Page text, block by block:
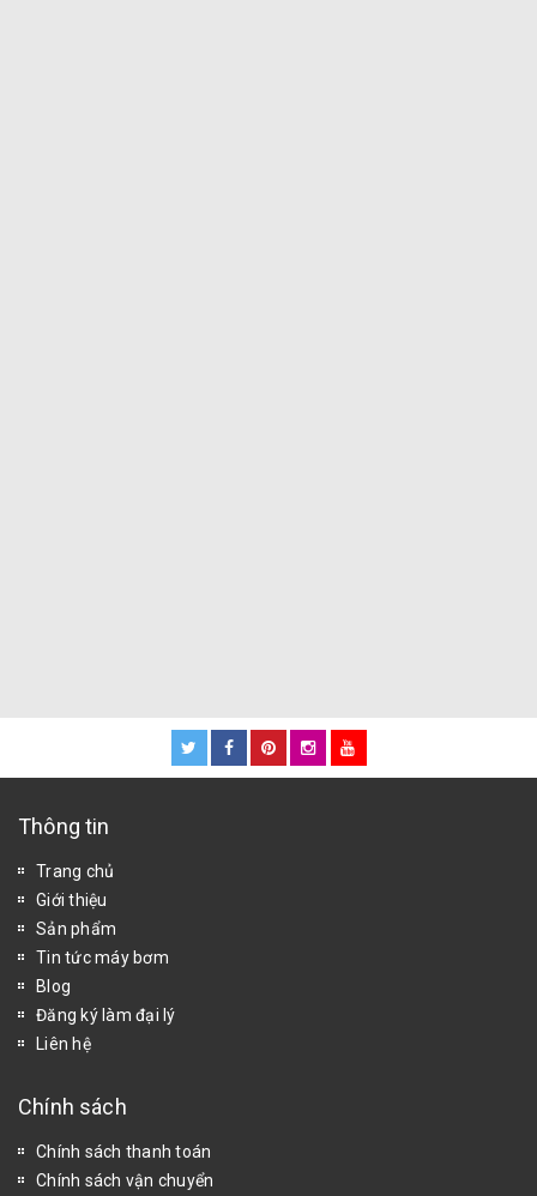
Thông tin
Trang chủ
Giới thiệu
Sản phẩm
Tin tức máy bơm
Blog
Đăng ký làm đại lý
Liên hệ
Chính sách
Chính sách thanh toán
Chính sách vận chuyển